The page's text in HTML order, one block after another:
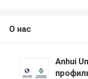
О нас
Anhui